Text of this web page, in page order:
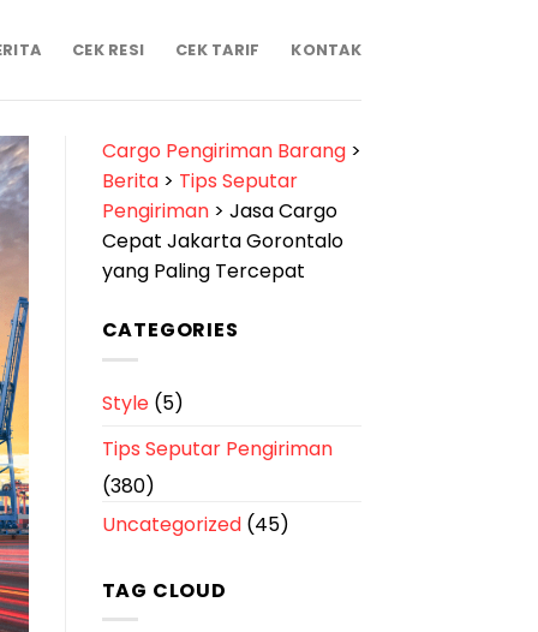
CEK RESI CEK TARIF KONTAK
Cargo Pengiriman Barang>
Berita> Tips Seputar
Pengiriman> Jasa Cargo
Cepat Jakarta Gorontalo
yang Paling Tercepat
CATEGORIES
Style(5)
Tips Seputar Pengiriman
(380)
Uncategorized(45)
TAG CLOUD